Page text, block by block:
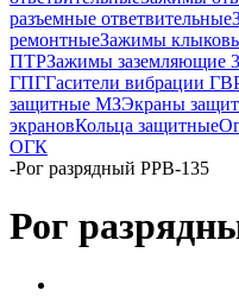
разъемные ответвительные
ремонтныеЗажимы
ПТРЗажимы заземляющие
ГПГГасители вибрации ГВ
защитные МЗЭкраны
экрановКольца защитные
ОГК
-Рог разрядный РРВ-135
Рог